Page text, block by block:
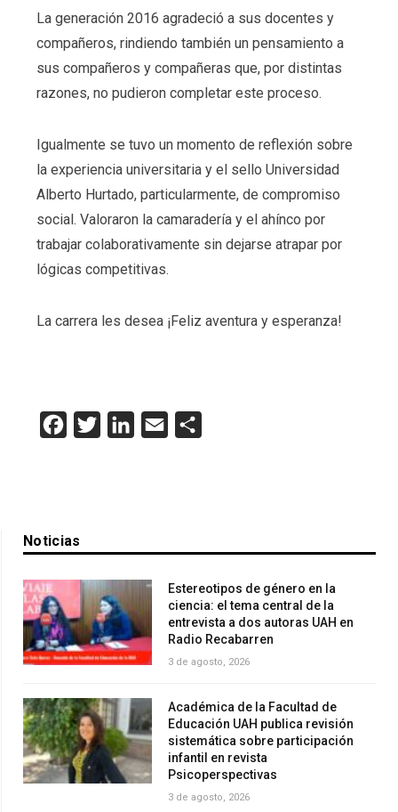
La generación 2016 agradeció a sus docentes y
compañeros, rindiendo también un pensamiento a
sus compañeros y compañeras que, por distintas
razones, no pudieron completar este proceso.
Igualmente se tuvo un momento de reflexión sobre
la experiencia universitaria y el sello Universidad
Alberto Hurtado, particularmente, de compromiso
social. Valoraron la camaradería y el ahínco por
trabajar colaborativamente sin dejarse atrapar por
lógicas competitivas.
La carrera les desea ¡Feliz aventura y esperanza!
Facebook
Twitter LinkedInEmail
Noticias
Estereotipos de género en la
ciencia: el tema central de la
entrevista a dos autoras UAH en
Radio Recabarren
3 de agosto, 2026
Académica de la Facultad de
Educación UAH publica revisión
sistemática sobre participación
infantil en revista
Psicoperspectivas
3 de agosto, 2026